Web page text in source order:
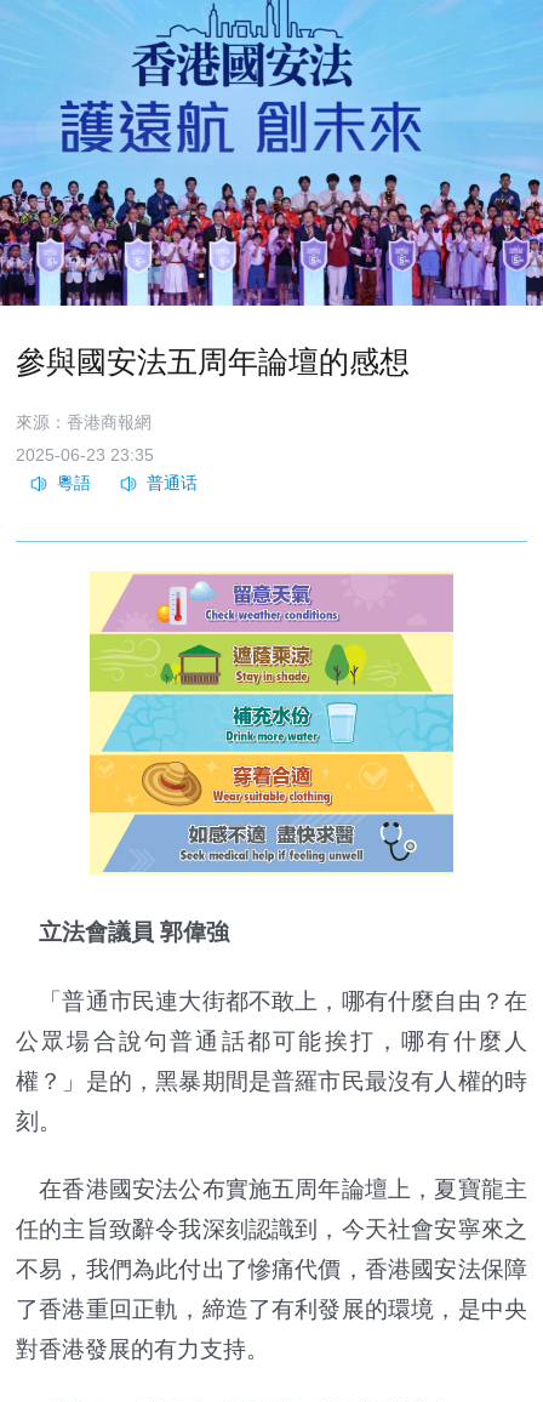
參與國安法五周年論壇的感想
來源：香港商報網
2025-06-23 23:35
立法會議員 郭偉強
「普通市民連大街都不敢上，哪有什麼自由？在
公眾場合說句普通話都可能挨打，哪有什麼人
權？」是的，黑暴期間是普羅市民最沒有人權的時
刻。
在香港國安法公布實施五周年論壇上，夏寶龍主
任的主旨致辭令我深刻認識到，今天社會安寧來之
不易，我們為此付出了慘痛代價，香港國安法保障
了香港重回正軌，締造了有利發展的環境，是中央
對香港發展的有力支持。